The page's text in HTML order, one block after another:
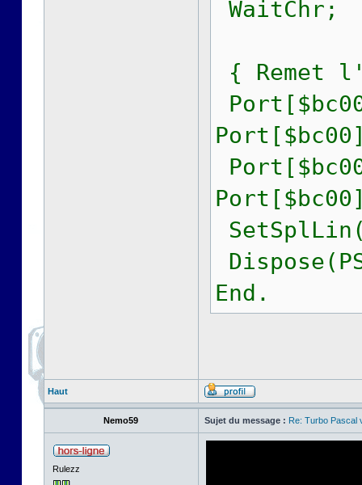
WaitChr;
{ Remet
End.
Haut
Nemo59 Sujet du message : Re: Turbo Pascal
Rulezz